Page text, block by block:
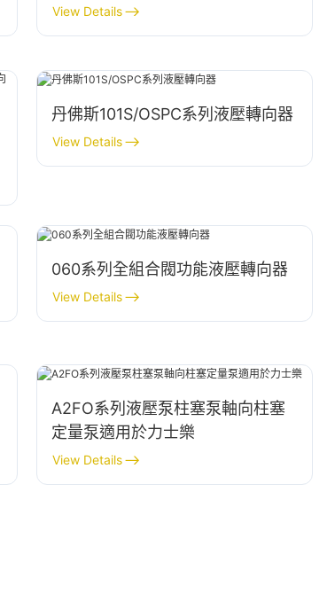
View Details
丹佛斯101S/OSPC系列液壓轉向器
View Details
060系列全組合閥功能液壓轉向器
View Details
A2FO系列液壓泵柱塞泵軸向柱塞
定量泵適用於力士樂
View Details